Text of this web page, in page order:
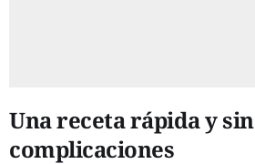
Una receta rápida y sin
complicaciones